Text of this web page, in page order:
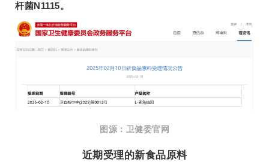
杆菌N1115。
图源：卫健委官网
近期受理的新食品原料